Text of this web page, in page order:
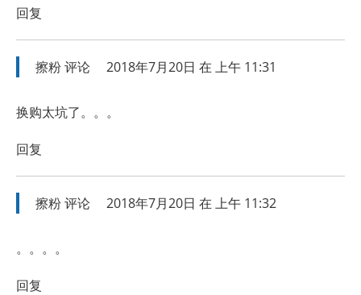
回复
擦粉评论 2018年7月20日 在 上午 11:31
换购太坑了。。。
回复
擦粉评论 2018年7月20日 在 上午 11:32
。。。。
回复